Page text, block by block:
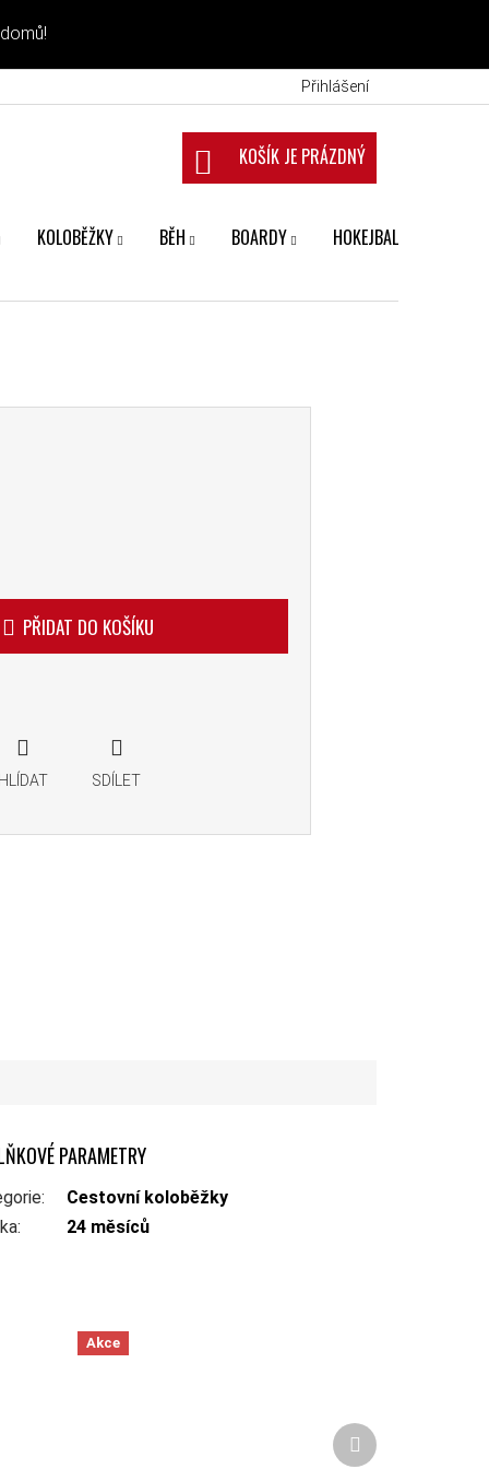
Přihlášení
NÁKUPNÍ KOŠÍK
KOLOBĚŽKY BĚH BOARDY HOKEJBAL
PŘIDAT DO KOŠÍKU
HLÍDAT SDÍLET
PARAMETRY
:
Cestovní koloběžky
: 24 měsíců
Akce
Další produkt